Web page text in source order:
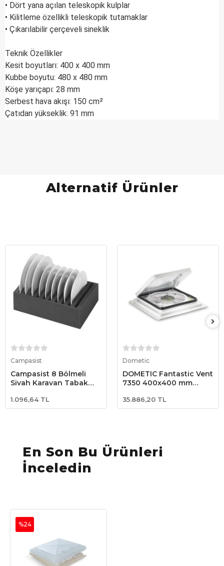
• Dört yana açılan teleskopik kulplar
• Kilitleme özellikli teleskopik tutamaklar
• Çıkarılabilir çerçeveli sineklik
Teknik Özellikler
Kesit boyutları: 400 x 400 mm
Kubbe boyutu: 480 x 480 mm
Köşe yarıçapı: 28 mm
Serbest hava akışı: 150 cm²
Çatıdan yükseklik: 91 mm
Alternatif Ürünler
Campasist
Campasist 8 Bölmeli
Siyah Karavan Tabak
1.096,64 TL
Dometic
DOMETIC Fantastic Vent
7350 400x400 mm
Çatı Havalandırması –
12V Fanlı Tavan
35.886,20 TL
En Son Bu Ürünleri
İnceledin
%24